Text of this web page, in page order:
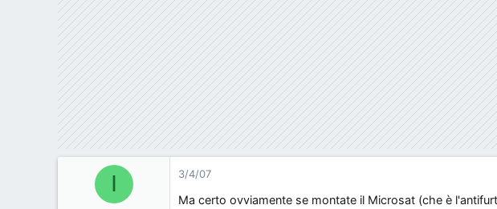
I 3/4/07
Ma certo ovviamente se montate il Microsat (che è